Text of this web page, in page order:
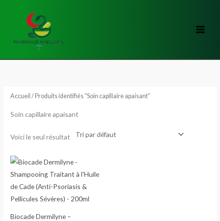
Accueil / Produits identifiés “Soin capillaire apaisant”
Soin capillaire apaisant
Voici le seul résultat
Biocade Dermilyne –